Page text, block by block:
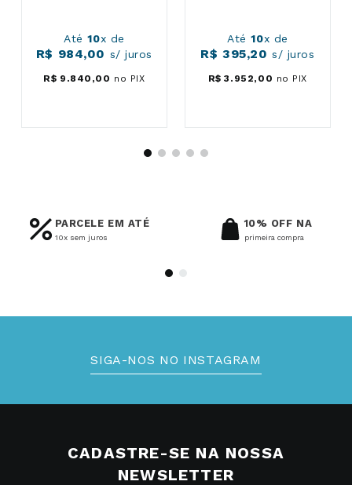
Até10x de
R$ 984,00 s/ juros
R$ 9 .840 ,00 no PIX
Até10x de
R$ 395,20 s/ juros
R$ 3 . 952, 00 no PIX
PARCELE EM ATÉ
10x sem juros
10% OFF NA
primeira compra
SIGA-NOS NO INSTAGRAM
CADASTRE-SE NA NOSSA
NEWSLETTER